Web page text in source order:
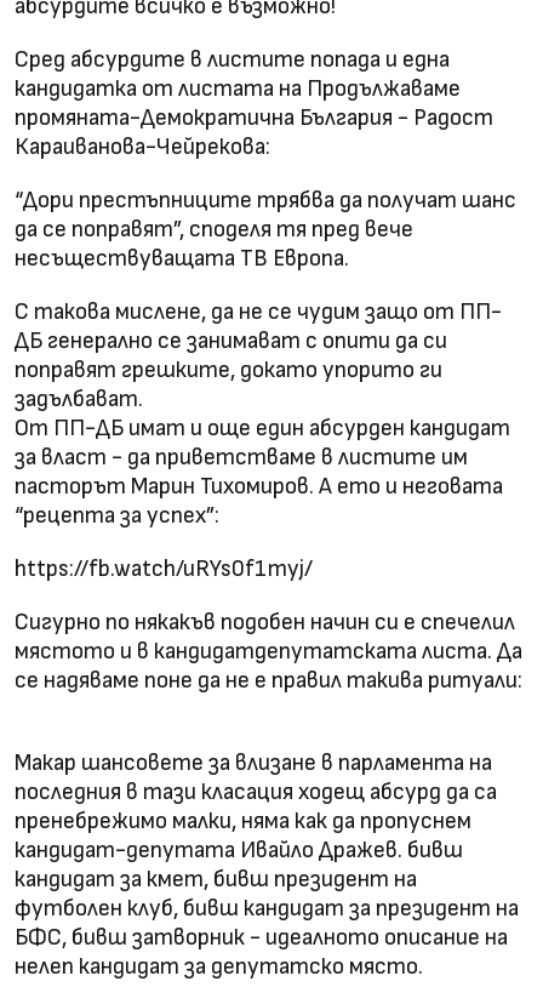
абсурдите всичко е възможно!
Сред абсурдите в листите попада и една
кандидатка от листата на Продължаваме
промяната-Демократична България - Радост
Караиванова-Чейрекова:
“Дори престъпниците трябва да получат шанс
да се поправят”, споделя тя пред вече
несъществуващата ТВ Европа.
С такова мислене, да не се чудим защо от ПП-
ДБ генерално се занимават с опити да си
поправят грешките, докато упорито ги
задълбават.
От ПП-ДБ имат и още един абсурден кандидат
за власт - да приветстваме в листите им
пасторът Марин Тихомиров. А ето и неговата
“рецепта за успех”:
https://fb.watch/uRYs0f1myj/
Сигурно по някакъв подобен начин си е спечелил
мястото и в кандидатдепутатската листа. Да
се надяваме поне да не е правил такива ритуали:
Макар шансовете за влизане в парламента на
последния в тази класация ходещ абсурд да са
пренебрежимо малки, няма как да пропуснем
кандидат-депутата Ивайло Дражев. бивш
кандидат за кмет, бивш президент на
футболен клуб, бивш кандидат за президент на
БФС, бивш затворник - идеалното описание на
нелеп кандидат за депутатско място.